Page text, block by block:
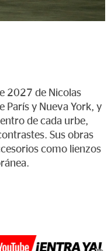
2027 de Nicolas
París y Nueva York, y
de cada urbe,
Sus obras
como lienzos